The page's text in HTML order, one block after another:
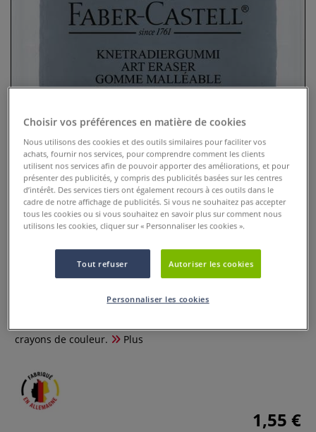
Gomme mie de pain Faber castell
11 Commentaires
La Gomme mie de pain Faber castell est idéale pour corriger
crayons de couleur.
Plus
1,55 €
Choisir vos préférences en matière de cookies
Nous utilisons des cookies et des outils similaires pour faciliter vos
achats, fournir nos services, pour comprendre comment les clients
utilisent nos services afin de pouvoir apporter des améliorations, et pour
présenter des publicités, y compris des publicités basées sur les centres
d’intérêt. Des services tiers ont également recours à ces outils dans le
cadre de notre affichage de publicités. Si vous ne souhaitez pas accepter
tous les cookies ou si vous souhaitez en savoir plus sur comment nous
utilisons les cookies, cliquer sur « Personnaliser les cookies ».
Tout refuser Autoriser les cookies
Personnaliser les cookies